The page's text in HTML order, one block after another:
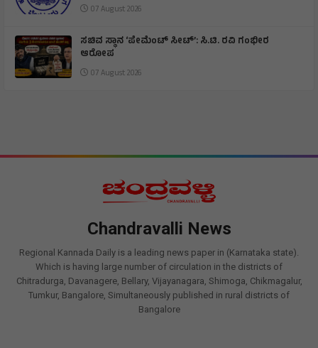
07 August 2026
ಸಚಿವ ಸ್ಥಾನ ‘ಪೇಮೆಂಟ್ ಸೀಟ್’: ಸಿ.ಟಿ. ರವಿ ಗಂಭೀರ
ಆರೋಪ
07 August 2026
Chandravalli News
Regional Kannada Daily is a leading news paper in (Karnataka state).
Which is having large number of circulation in the districts of
Chitradurga, Davanagere, Bellary, Vijayanagara, Shimoga, Chikmagalur,
Tumkur, Bangalore, Simultaneously published in rural districts of
Bangalore